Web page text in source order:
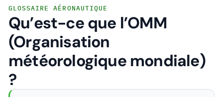
GLOSSAIRE AÉRONAUTIQUE
Qu’est-ce que l’OMM
(Organisation
météorologique mondiale)
?